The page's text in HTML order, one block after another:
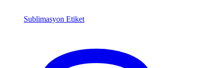
Sublimasyon Etiket